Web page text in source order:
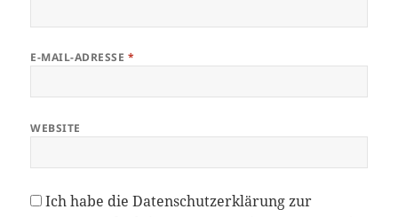
E-MAIL-ADRESSE *
WEBSITE
Ich habe dieDatenschutzerklärungzur